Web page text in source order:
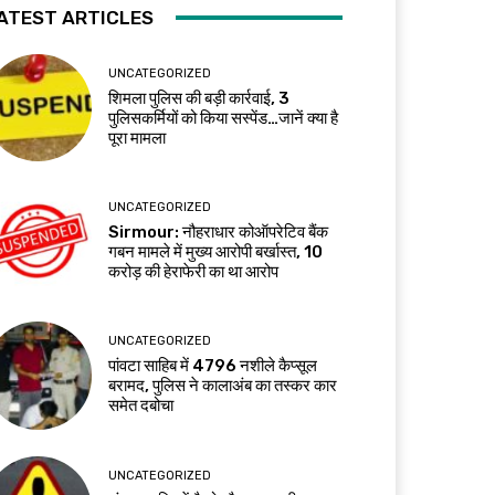
ARTICLES
UNCATEGORIZED
शिमला पुलिस की बड़ी कार्रवाई, 3
पुलिसकर्मियों को किया सस्पेंड…जानें क्या है
पूरा मामला
UNCATEGORIZED
Sirmour: नौहराधार कोऑपरेटिव बैंक
गबन मामले में मुख्य आरोपी बर्खास्त, 10
करोड़ की हेराफेरी का था आरोप
UNCATEGORIZED
पांवटा साहिब में 4796 नशीले कैप्सूल
बरामद, पुलिस ने कालाअंब का तस्कर कार
समेत दबोचा
UNCATEGORIZED